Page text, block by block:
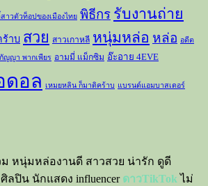
าวตัวท็อปของเมืองไทย พิธีกร รับงานถ่าย
าบ สวย สาวเกาหลี หนุ่มหล่อ หล่อ อดีต
ญญา พากเพียร อามมี่ แม็กซิม อ๊ะอาย 4EVE
ดอล เหมยหลิน ก็มาดิคร้าบ แบรนด์แอมบาสเดอร์
ม หนุ่มหล่องานดี สาวสวย น่ารัก ดูดี
ศิลปิน นักแสดง influencer ดาวTikTok ไม่